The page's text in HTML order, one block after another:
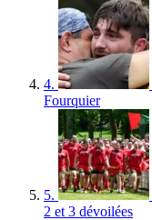
4.
Fourquier
5.
2 et 3 dévoilées